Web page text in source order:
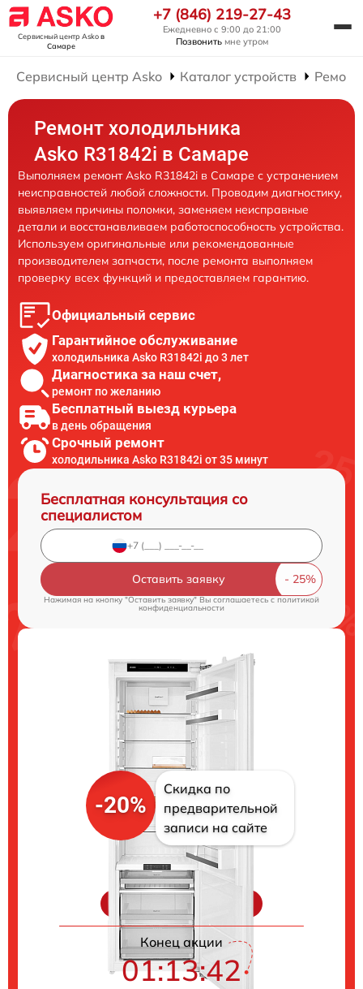
Сервисный центр Askoв
Самаре
+7 (846) 219-27-43
Ежедневно с 9:00 до 21:00
Позвонить мне утром
Сервисный центр Asko Каталог устройств
Ремонт холодильника
Asko R31842i в Самаре
Выполняем ремонт Asko R31842i в Самаре с устранением
неисправностей любой сложности. Проводим диагностику,
выявляем причины поломки, заменяем неисправные
детали и восстанавливаем работоспособность устройства.
Используем оригинальные или рекомендованные
производителем запчасти, после ремонта выполняем
проверку всех функций и предоставляем гарантию.
Официальный сервис
Гарантийное обслуживание
холодильника Asko R31842i до 3 лет
Диагностика за наш счет,
ремонт по желанию
Бесплатный выезд курьера
в день обращения
Срочный ремонт
холодильника Asko R31842i от 35 минут
Бесплатная консультация со
специалистом
Оставить заявку
Нажимая на кнопку "Оставить заявку" Вы соглашаетесь cполитикой
конфиденциальности
-20%
Скидка по
предварительной
записи на сайте
Конец акции
01:13:41